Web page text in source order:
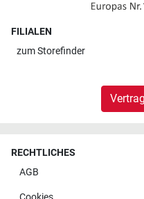
FILIALEN
zumStorefinder
RECHTLICHES
AGB